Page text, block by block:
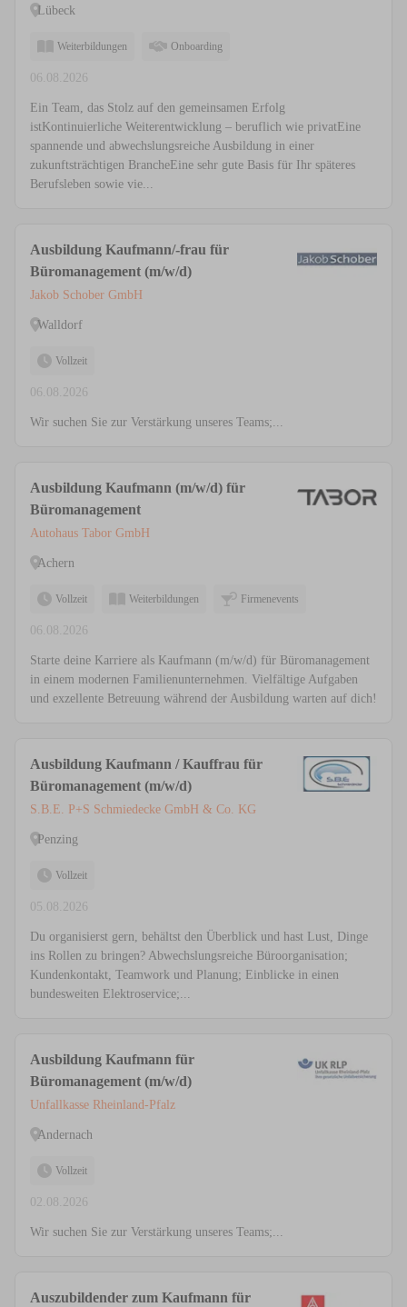
Lübeck
Weiterbildungen Onboarding
06.08.2026
Ein Team, das Stolz auf den gemeinsamen Erfolg
istKontinuierliche Weiterentwicklung – beruflich wie privatEine
spannende und abwechslungsreiche Ausbildung in einer
zukunftsträchtigen BrancheEine sehr gute Basis für Ihr späteres
Berufsleben sowie vie...
Ausbildung Kaufmann/-frau für
Büromanagement (m/w/d)
Jakob Schober GmbH
Walldorf
Vollzeit
06.08.2026
Wir suchen Sie zur Verstärkung unseres Teams;...
Ausbildung Kaufmann (m/w/d) für
Büromanagement
Autohaus Tabor GmbH
Achern
Vollzeit Weiterbildungen Firmenevents
06.08.2026
Starte deine Karriere als Kaufmann (m/w/d) für Büromanagement
in einem modernen Familienunternehmen. Vielfältige Aufgaben
und exzellente Betreuung während der Ausbildung warten auf dich!
Ausbildung Kaufmann / Kauffrau für
Büromanagement (m/w/d)
S.B.E. P+S Schmiedecke GmbH & Co. KG
Penzing
Vollzeit
05.08.2026
Du organisierst gern, behältst den Überblick und hast Lust, Dinge
ins Rollen zu bringen? Abwechslungsreiche Büroorganisation;
Kundenkontakt, Teamwork und Planung; Einblicke in einen
bundesweiten Elektroservice;...
Ausbildung Kaufmann für
Büromanagement (m/w/d)
Unfallkasse Rheinland-Pfalz
Andernach
Vollzeit
02.08.2026
Wir suchen Sie zur Verstärkung unseres Teams;...
Auszubildender zum Kaufmann für